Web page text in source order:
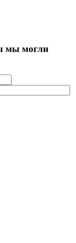
мы могли